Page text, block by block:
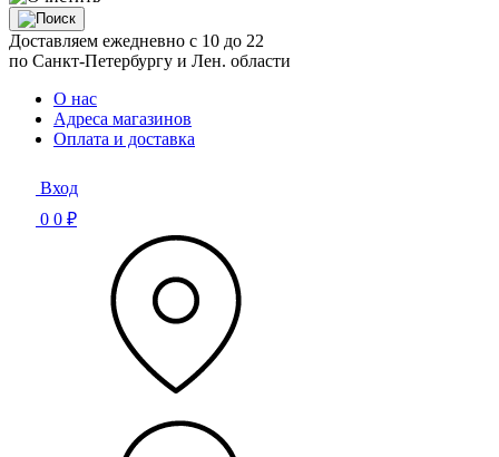
Доставляем ежедневно с 10 до 22
по Санкт-Петербургу и Лен. области
О нас
Адреса магазинов
Оплата и доставка
Вход
0 0 ₽